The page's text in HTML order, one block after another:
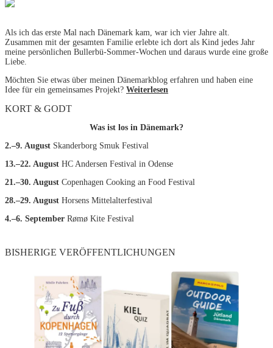
Als ich das erste Mal nach Dänemark kam, war ich vier Jahre alt.
Zusammen mit der gesamten Familie erlebte ich dort als Kind jedes Jahr
meine persönlichen Bullerbü-Sommer-Wochen und daraus wurde eine große
Liebe.
Möchten Sie etwas über meinen Dänemarkblog erfahren und haben eine
Idee für ein gemeinsames Projekt? Weiterlesen
KORT & GODT
Was ist los in Dänemark?
2.–9. August Skanderborg Smuk Festival
13.–22. August HC Andersen Festival in Odense
21.–30. August Copenhagen Cooking an Food Festival
28.–29. August Horsens Mittelalterfestival
4.–6. September Rømø Kite Festival
BISHERIGE VERÖFFENTLICHUNGEN